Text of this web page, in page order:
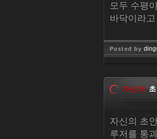
모두 수평
바닥이라
Posted by
자신의
자신의 초
루저를 통